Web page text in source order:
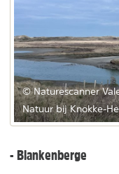
© Naturescanner
Natuur bij Knokke-
- Blankenberge